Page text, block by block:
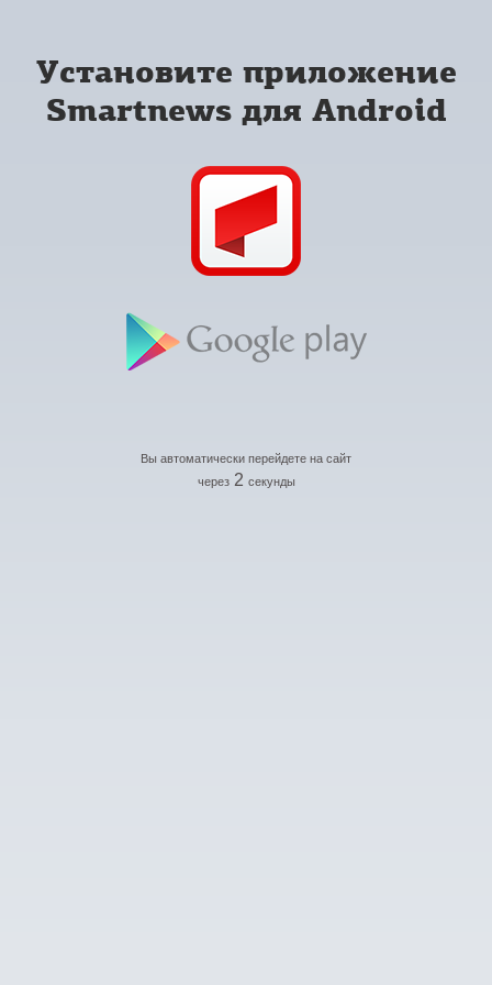
Установите приложение
Smartnews для Android
Вы автоматически перейдете на сайт
через 2 секунды